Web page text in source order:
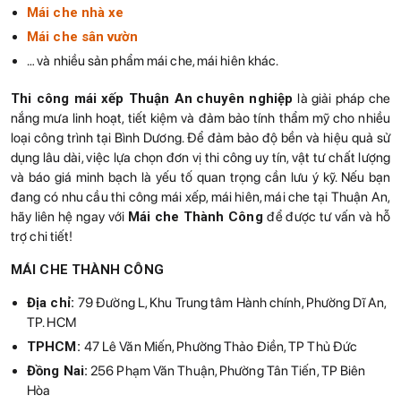
Mái che nhà xe
Mái che sân vườn
… và nhiều sản phẩm mái che, mái hiên khác.
Thi công mái xếp Thuận An chuyên nghiệplà giải pháp che
nắng mưa linh hoạt, tiết kiệm và đảm bảo tính thẩm mỹ cho nhiều
loại công trình tại Bình Dương. Để đảm bảo độ bền và hiệu quả sử
dụng lâu dài, việc lựa chọn đơn vị thi công uy tín, vật tư chất lượng
và báo giá minh bạch là yếu tố quan trọng cần lưu ý kỹ. Nếu bạn
đang có nhu cầu thi công mái xếp, mái hiên, mái che tại Thuận An,
hãy liên hệ ngay với Mái che Thành Côngđể được tư vấn và hỗ
trợ chi tiết!
MÁI CHE THÀNH CÔNG
Địa chỉ: 79 Đường L, Khu Trung tâm Hành chính, Phường Dĩ An,
TP. HCM
TPHCM: 47 Lê Văn Miến, Phường Thảo Điền, TP Thủ Đức
Đồng Nai: 256 Phạm Văn Thuận, Phường Tân Tiến, TP Biên
Hòa